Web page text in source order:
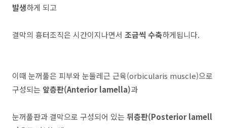
발생하게 되고
결막의 흉터조직은 시간이지나면서 조금씩 수축하게됩니다.
이때 눈꺼풀은 피부와 눈둘레근 근육(orbicularis muscle)으로
구성되는 앞층판(Anterior lamella)과
눈꺼풀판과 결막으로 구성되어 있는 뒤층판(Posterior lamell